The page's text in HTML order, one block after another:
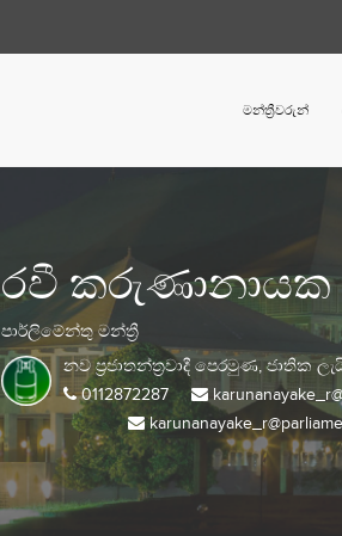
මන්ත්‍රීවරුන්
රවී කරුණානායක
පාර්ලිමේන්තු මන්ත්‍රී
නව ප්‍රජාතන්ත්‍රවාදී පෙරමුණ,ජාතික
0112872287